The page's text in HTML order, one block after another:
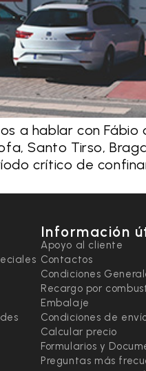
a hablar con
Santo Tirso,
crítico de
Información
Apoyo al cliente
Contactos
Condiciones
Recargo por
Embalaje
Condiciones de
Calcular precio
Formularios y
Preguntas más